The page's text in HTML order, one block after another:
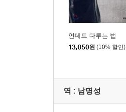
언데드 다루는 법
13,050원 (10% 할인)
역 : 남명성